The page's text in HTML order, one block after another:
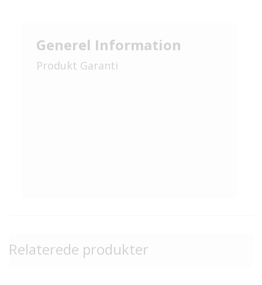
Generel Information
Produkt Garanti
Relaterede produkter